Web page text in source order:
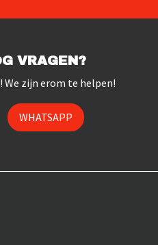
VRAGEN?
zijn erom te helpen!
WHATSAPP